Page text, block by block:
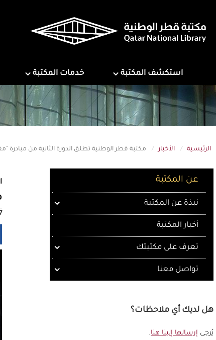
المحتوى
Explore Library
استكشف المكتبة
Services
خدمات المكتبة
الرئيسية الأخبار مكتبة قطر الوطنية تطلق الدورة الثانية من مبادرة
About QNL
عن المكتبة
نبذة عن المكتبة
أخبار المكتبة
تعرف على مكتبتك
تواصل معنا
هل لديك أي ملاحظات؟
يُرجى إرسالها إلينا هنا.
7 يونيو 2026